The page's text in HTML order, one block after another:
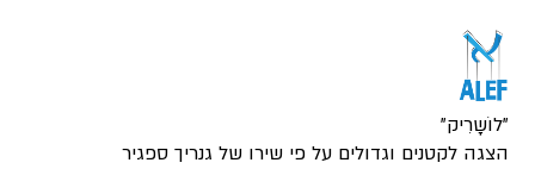
"לוֹשָרִיק"
הצגה לקטנים וגדולים על פי שירו של גנריך ספגיר